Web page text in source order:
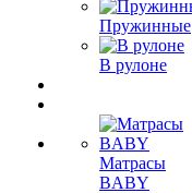
Пружинные
В рулоне
Матрасы
BABY